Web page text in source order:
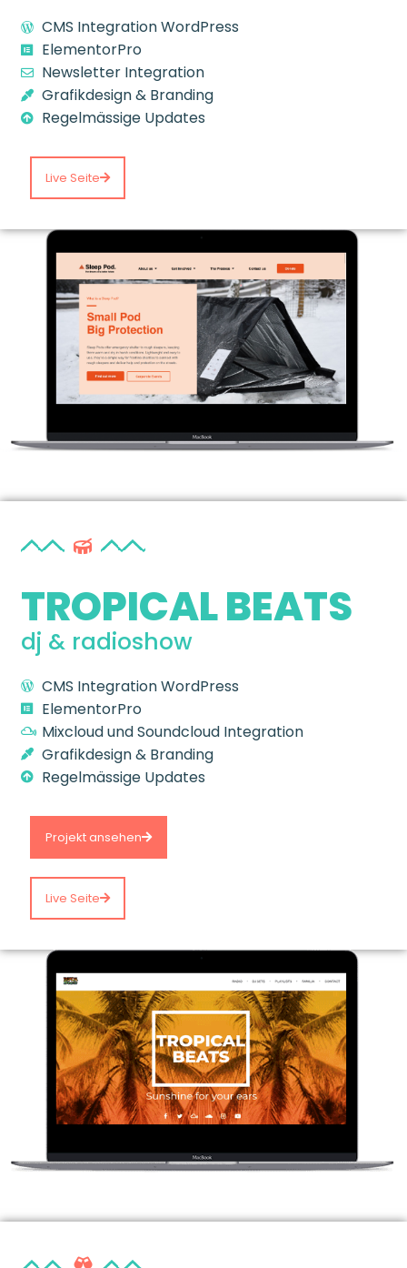
CMS IntegrationWordPress
ElementorPro
Newsletter Integration
Grafikdesign & Branding
Regelmässige Updates
Live Seite
TROPICAL BEATS
dj & radioshow
CMS IntegrationWordPress
ElementorPro
Mixcloud und Soundcloud Integration
Grafikdesign & Branding
Regelmässige Updates
Projekt ansehen
Live Seite